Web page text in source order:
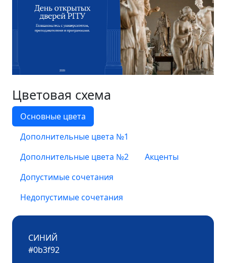
Цветовая схема
Основные цвета
Дополнительные цвета №1
Дополнительные цвета №2
Акценты
Допустимые сочетания
Недопустимые сочетания
СИНИЙ
#0b3f92